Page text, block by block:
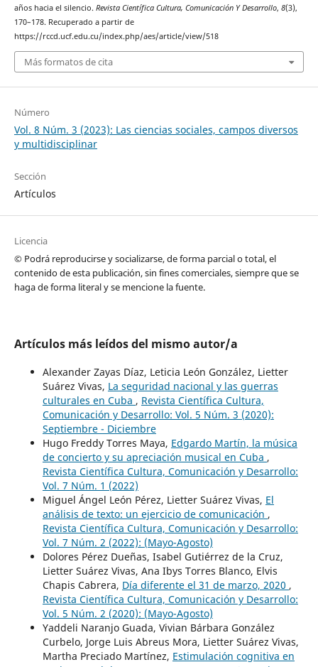
años hacia el silencio. Revista Científica Cultura, Comunicación Y Desarrollo, 8(3),
170–178. Recuperado a partir de
https://rccd.ucf.edu.cu/index.php/aes/article/view/518
Más formatos de cita
Número
Vol. 8 Núm. 3 (2023): Las ciencias sociales, campos diversos
y multidisciplinar
Sección
Artículos
Licencia
© Podrá reproducirse y socializarse, de forma parcial o total, el
contenido de esta publicación, sin fines comerciales, siempre que se
haga de forma literal y se mencione la fuente.
Artículos más leídos del mismo autor/a
Alexander Zayas Díaz, Leticia León González, Lietter
Suárez Vivas, La seguridad nacional y las guerras
culturales en Cuba , Revista Científica Cultura,
Comunicación y Desarrollo: Vol. 5 Núm. 3 (2020):
Septiembre - Diciembre
Hugo Freddy Torres Maya, Edgardo Martín, la música
de concierto y su apreciación musical en Cuba ,
Revista Científica Cultura, Comunicación y Desarrollo:
Vol. 7 Núm. 1 (2022)
Miguel Ángel León Pérez, Lietter Suárez Vivas, El
análisis de texto: un ejercicio de comunicación ,
Revista Científica Cultura, Comunicación y Desarrollo:
Vol. 7 Núm. 2 (2022): (Mayo-Agosto)
Dolores Pérez Dueñas, Isabel Gutiérrez de la Cruz,
Lietter Suárez Vivas, Ana Ibys Torres Blanco, Elvis
Chapis Cabrera, Día diferente el 31 de marzo, 2020 ,
Revista Científica Cultura, Comunicación y Desarrollo:
Vol. 5 Núm. 2 (2020): (Mayo-Agosto)
Yaddeli Naranjo Guada, Vivian Bárbara González
Curbelo, Jorge Luis Abreus Mora, Lietter Suárez Vivas,
Martha Preciado Martínez, Estimulación cognitiva en